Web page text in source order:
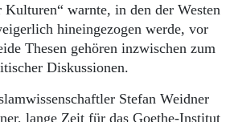
Start
Wer wir sind
Ausgabe
Login
und Westpreußen
Bücher
warnte, in den der Westen
hineingezogen werde, vor
Thesen gehören inzwischen zum
Diskussionen.
Stefan Weidner
lange Zeit für das Goethe-Institut